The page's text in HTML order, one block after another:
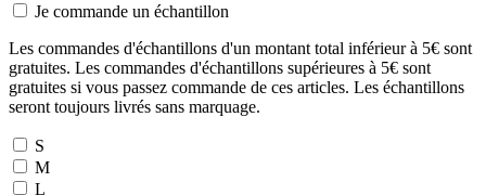
Je commande un échantillon
Les commandes d'échantillons d'un montant total inférieur à 5€ sont
gratuites. Les commandes d'échantillons supérieures à 5€ sont
gratuites si vous passez commande de ces articles. Les échantillons
seront toujours livrés sans marquage.
S
M
L